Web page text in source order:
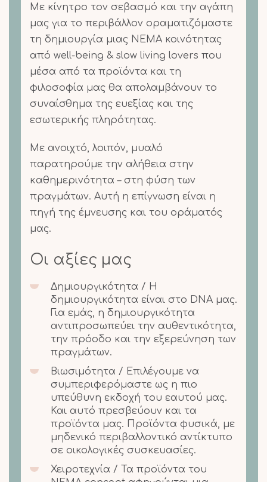
Με κίνητρο τον σεβασμό και την αγάπη
μας για το περιβάλλον οραματιζόμαστε
τη δημιουργία μιας NEMA κοινότητας
από well-being & slow living lovers που
μέσα από τα προϊόντα και τη
φιλοσοφία μας θα απολαμβάνουν το
συναίσθημα της ευεξίας και της
εσωτερικής πληρότητας.
Με ανοιχτό, λοιπόν, μυαλό
παρατηρούμε την αλήθεια στην
καθημερινότητα – στη φύση των
πραγμάτων. Αυτή η επίγνωση είναι η
πηγή της έμνευσης και του οράματός
μας.
Οι αξίες μας
Δημιουργικότητα / Η
δημιουργικότητα είναι στο DNA μας.
Για εμάς, η δημιουργικότητα
αντιπροσωπεύει την αυθεντικότητα,
την πρόοδο και την εξερεύνηση των
πραγμάτων.
Βιωσιμότητα / Επιλέγουμε να
συμπεριφερόμαστε ως η πιο
υπεύθυνη εκδοχή του εαυτού μας.
Και αυτό πρεσβεύουν και τα
προϊόντα μας. Προϊόντα φυσικά, με
μηδενικό περιβαλλοντικό αντίκτυπο
σε οικολογικές συσκευασίες.
Χειροτεχνία / Τα προϊόντα του